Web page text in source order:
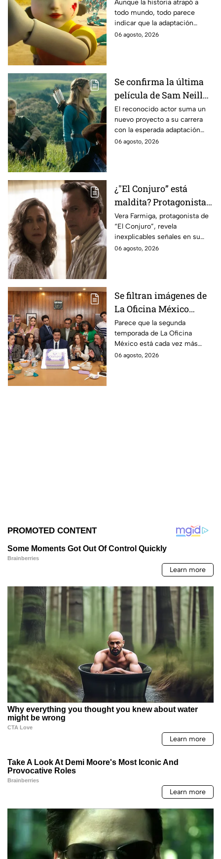
es lo que se sabe al
momento
Aunque la historia atrapó a
todo mundo, todo parece
indicar que la adaptación
podría ser cancelada:
06 agosto, 2026
Se confirma la última
película de Sam Neill
antes de morir: esto es
lo que se sabe hasta
ahora
El reconocido actor suma un
nuevo proyecto a su carrera
con la esperada adaptación
cinematográfica del popular
06 agosto, 2026
¿"El Conjuro” está
maldita? Protagonista
revela INQUIETANTES
señales en su cuerpo
durante la grabación de
la película
Vera Farmiga, protagonista de
“El Conjuro”, revela
inexplicables señales en su
cuerpo durante el rodaje de la
06 agosto, 2026
Se filtran imágenes de
La Oficina México
temporada 2 y un
detalle desata teorías
entre los fans
Parece que la segunda
temporada de La Oficina
México está cada vez más
cerca, pues el elenco ya se
06 agosto, 2026